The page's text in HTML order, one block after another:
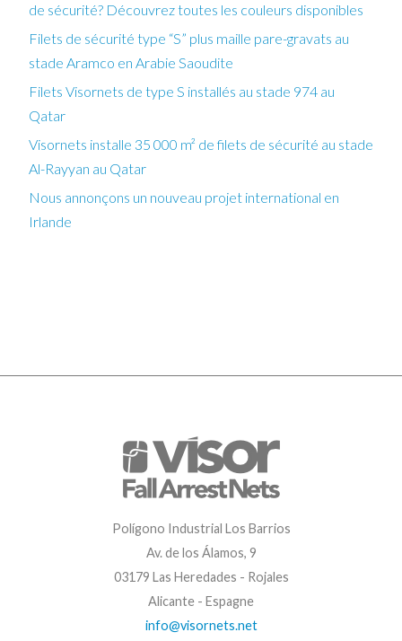
de sécurité? Découvrez toutes les couleurs disponibles
Filets de sécurité type “S” plus maille pare-gravats au
stade Aramco en Arabie Saoudite
Filets Visornets de type S installés au stade 974 au
Qatar
Visornets installe 35 000 m² de filets de sécurité au stade
Al-Rayyan au Qatar
Nous annonçons un nouveau projet international en
Irlande
Polígono Industrial Los Barrios
Av. de los Álamos, 9
03179 Las Heredades - Rojales
Alicante - Espagne
info@visornets.net